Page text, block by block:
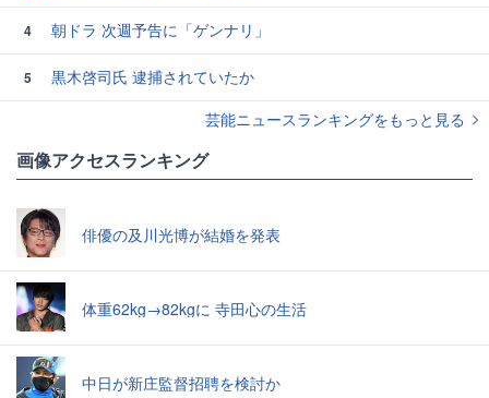
4 朝ドラ 次週予告に「ゲンナリ」
5
黒木啓司氏 逮捕されていたか
芸能ニュースランキングをもっと見る
画像アクセスランキング
俳優の及川光博が結婚を発表
体重62kg→82kgに 寺田心の生活
中日が新庄監督招聘を検討か